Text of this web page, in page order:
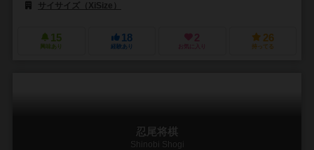
サイサイズ（XiSize）
15
興味あり
18
経験あり
2
お気に入り
26
持ってる
忍尾将棋
Shinobi Shogi